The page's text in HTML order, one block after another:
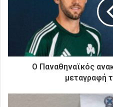
τ
Ο Παναθηναϊκός
μεταγραφή